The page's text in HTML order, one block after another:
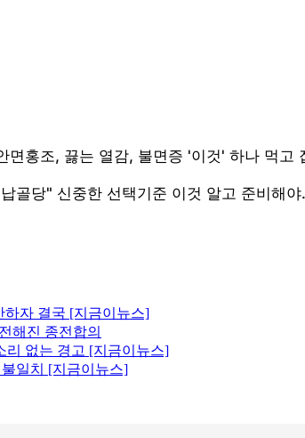
하자 결국 [지금이뉴스]
해진 종전합의
리 없는 경고 [지금이뉴스]
일치 [지금이뉴스]